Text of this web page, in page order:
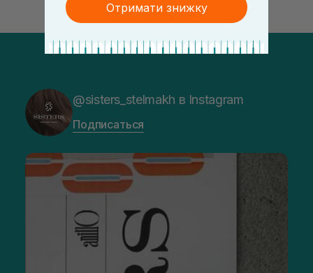
@sisters_stelmakh в Instagram
Подписаться
Отримати знижку